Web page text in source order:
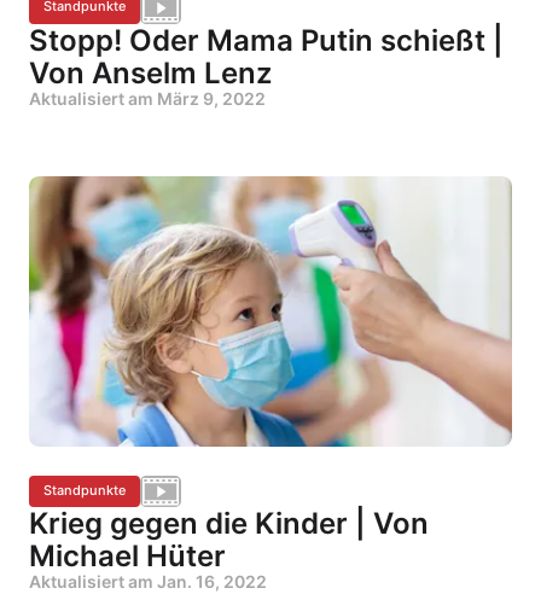
Standpunkte
Stopp! Oder Mama Putin schießt |
Von Anselm Lenz
Aktualisiert am März 9, 2022
Standpunkte
Krieg gegen die Kinder | Von
Michael Hüter
Aktualisiert am Jan. 16, 2022